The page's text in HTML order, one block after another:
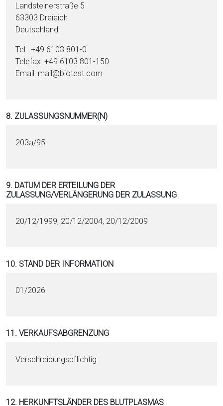
Landstei­nerstraße 5
63303 Dreieich
Deutschland
Tel.: +49 6103 801-0
Telefax: +49 6103 801-150
Email: mail@biotest.com
8. ZULASSUNGSNUMMER(N)
203a/95
9. DATUM DER ERTEILUNG DER
ZULASSUNG/VERLÄNGERUNG DER ZULASSUNG
20/12/1999, 20/12/2004, 20/12/2009
10. STAND DER INFORMATION
01/2026
11. VERKAUFSABGRENZUNG
Verschreibungspflichtig
12. HERKUNFTSLÄNDER DES BLUTPLASMAS